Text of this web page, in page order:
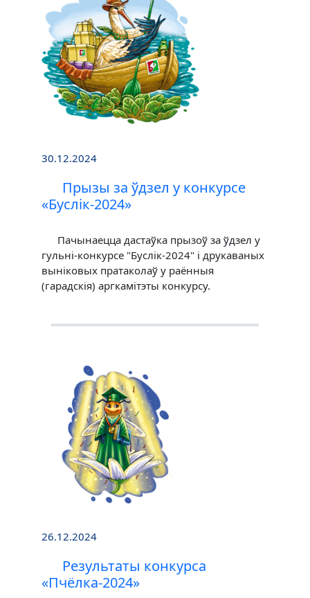
30.12.2024
Прызы за ўдзел у конкурсе
«Буслік-2024»
Пачынаецца дастаўка прызоў за ўдзел у
гульні-конкурсе "Буслік-2024" і друкаваных
выніковых пратаколаў у раённыя
(гарадскія) аргкамітэты конкурсу.
26.12.2024
Результаты конкурса
«Пчёлка-2024»